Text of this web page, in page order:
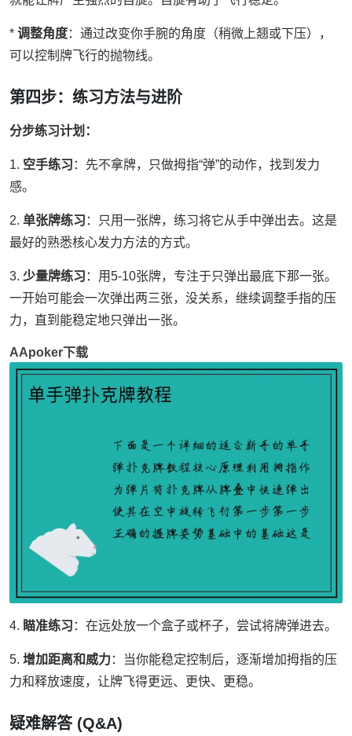
* 调整角度：通过改变你手腕的角度（稍微上翘或下压），
可以控制牌飞行的抛物线。
第四步：练习方法与进阶
分步练习计划：
1. 空手练习 ：先不拿牌，只做拇指“弹”的动作，找到发力
感。
2. 单张牌练习 ：只用一张牌，练习将它从手中弹出去。这是
最好的熟悉核心发力方法的方式。
3. 少量牌练习 ：用5-10张牌，专注于只弹出最底下那一张。
一开始可能会一次弹出两三张，没关系，继续调整手指的压
力，直到能稳定地只弹出一张。
AApoker下载
4. 瞄准练习 ：在远处放一个盒子或杯子，尝试将牌弹进去。
5. 增加距离和威力：当你能稳定控制后，逐渐增加拇指的压
力和释放速度，让牌飞得更远、更快、更稳。
疑难解答 (Q&A)